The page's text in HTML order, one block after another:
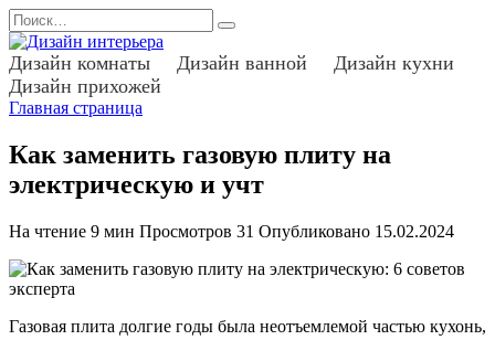
Перейти
к
содержанию
Search
for:
Дизайн комнаты Дизайн ванной
Дизайн кухни
Дизайн прихожей
Главная страница
Как заменить газовую плиту на
электрическую и учт
На чтение 9 мин Просмотров 31 Опубликовано 15.02.2024
Газовая плита долгие годы была неотъемлемой частью кухонь,